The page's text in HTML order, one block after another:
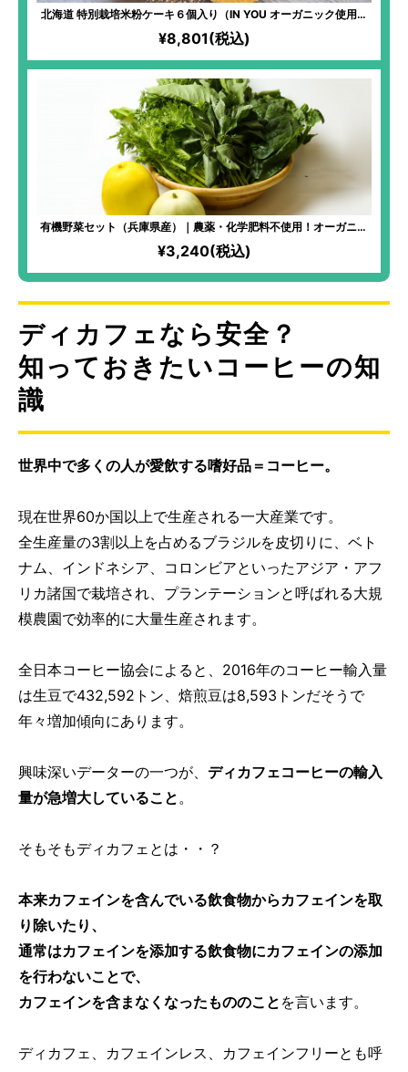
北海道 特別栽培米粉ケーキ６個入り（IN YOU オーガニック使用）
｜無農薬・無化学肥料で栽培した北海道産「ゆきひかり」×北海道の
おいしい食材のコラボスイーツ！
¥8,801(税込)
有機野菜セット（兵庫県産）｜農薬・化学肥料不使用！オーガニッ
ク・エコ・フェスタで何度も最優秀賞を受賞するほど、栄養価の高
いお野菜セット！
¥3,240(税込)
ディカフェなら安全？
知っておきたいコーヒーの知
識
世界中で多くの人が愛飲する嗜好品＝コーヒー。
現在世界60か国以上で生産される一大産業です。
全生産量の3割以上を占めるブラジルを皮切りに、ベト
ナム、インドネシア、コロンビアといったアジア・アフ
リカ諸国で栽培され、プランテーションと呼ばれる大規
模農園で効率的に大量生産されます。
全日本コーヒー協会によると、2016年のコーヒー輸入量
は生豆で432,592トン、焙煎豆は8,593トンだそうで
年々増加傾向にあります。
興味深いデーターの一つが、 ディカフェコーヒーの輸入
量が急増大していること。
そもそもディカフェとは・・？
本来カフェインを含んでいる飲食物からカフェインを取
り除いたり、
通常はカフェインを添加する飲食物にカフェインの添加
を行わないことで、
カフェインを含まなくなったもののこと を言います。
ディカフェ、カフェインレス、カフェインフリーとも呼